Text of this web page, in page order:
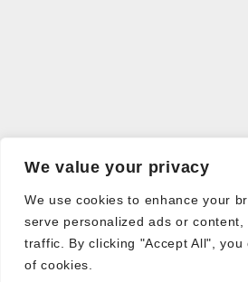
We value your privacy
We use cookies to enhance your
serve personalized ads or
traffic. By clicking "Accept All",
of cookies.